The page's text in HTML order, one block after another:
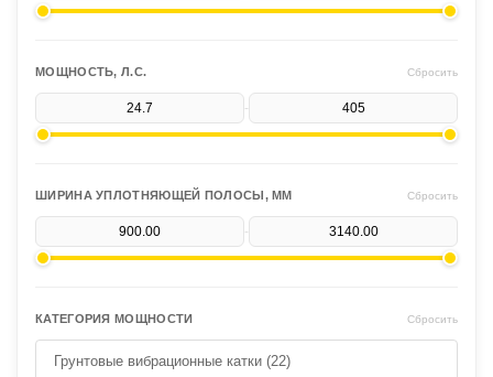
МОЩНОСТЬ, Л.С. Сбросить
-
ШИРИНА УПЛОТНЯЮЩЕЙ ПОЛОСЫ, ММ Сбросить
-
КАТЕГОРИЯ МОЩНОСТИ Сбросить
Грунтовые вибрационные катки (22)